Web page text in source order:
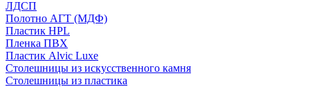
ЛДСП
Полотно АГТ (МДФ)
Пластик HPL
Пленка ПВХ
Пластик Alvic Luxe
Столешницы из искусственного камня
Столешницы из пластика